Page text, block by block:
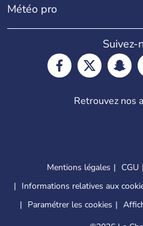
Météo pro
Suivez-
Retrouvez nos
Mentions légales CGU
Informations relatives aux
Paramétrer les cookies